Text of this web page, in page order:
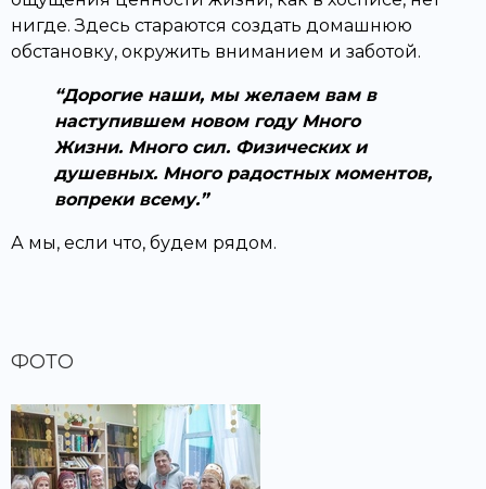
нигде. Здесь стараются создать домашнюю
обстановку, окружить вниманием и заботой.
Дорогие наши, мы желаем вам в
наступившем новом году Много
Жизни. Много сил. Физических и
душевных. Много радостных моментов,
вопреки всему.
А мы, если что, будем рядом.
ФОТО